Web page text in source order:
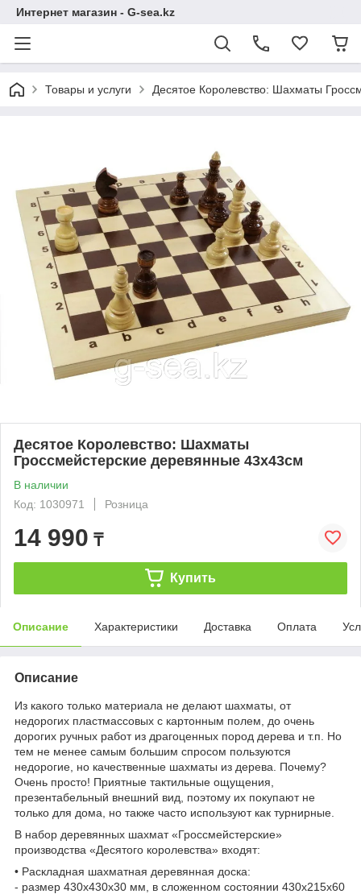
Интернет магазин - G-sea.kz
Товары и услуги Десятое Королевство: Шахматы
Десятое Королевство: Шахматы
Гроссмейстерские деревянные 43х43см
В наличии
Код: 1030971
Розница
14 990 ₸
Купить
Описание Характеристики Доставка Оплата
Описание
Из какого только материала не делают шахматы, от
недорогих пластмассовых с картонным полем, до очень
дорогих ручных работ из драгоценных пород дерева и т.п. Но
тем не менее самым большим спросом пользуются
недорогие, но качественные шахматы из дерева. Почему?
Очень просто! Приятные тактильные ощущения,
презентабельный внешний вид, поэтому их покупают не
только для дома, но также часто используют как турнирные.
В набор деревянных шахмат «Гроссмейстерские»
производства «Десятого королевства» входят:
• Раскладная шахматная деревянная доска:
- размер 430х430х30 мм, в сложенном состоянии 430х215х60